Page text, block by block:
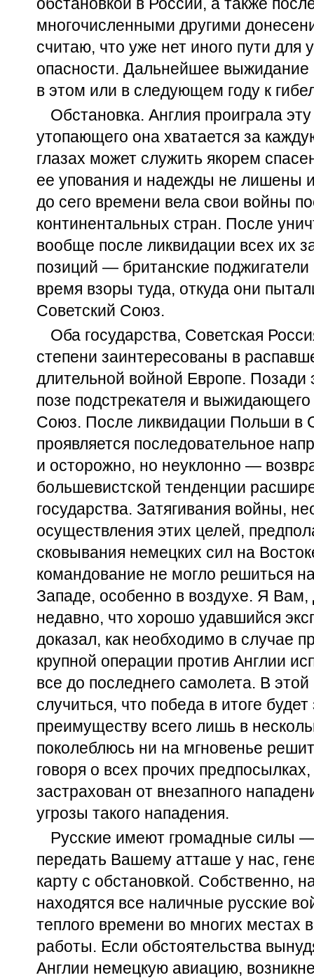
многочисленными другими
считаю, что уже нет иного пути для
опасности. Дальнейшее выжидание
в этом или в следующем году к
Обстановка. Англия проиграла
утопающего она хватается за
глазах может служить якорем
ее упования и надежды не лишены
до сего времени вела свои войны
континентальных стран. После
вообще после ликвидации всех их
позиций — британские
время взоры туда, откуда они
Советский Союз.
Оба государства, Советская
степени заинтересованы в
длительной войной Европе. Позади
позе подстрекателя и
Союз. После ликвидации Польши в
проявляется последовательное
и осторожно, но неуклонно —
большевистской тенденции
государства. Затягивания войны,
осуществления этих целей,
сковывания немецких сил на
командование не могло решиться
Западе, особенно в воздухе. Я Вам,
недавно, что хорошо удавшийся
доказал, как необходимо в случае
крупной операции против Англии
все до последнего самолета. В
случиться, что победа в итоге
преимуществу всего лишь в
поколеблюсь ни на мгновенье
говоря о всех прочих
застрахован от внезапного
угрозы такого нападения.
Русские имеют громадные силы
передать Вашему атташе у нас,
карту с обстановкой. Собственно,
находятся все наличные русские
теплого времени во многих местах
работы. Если обстоятельства
Англии немецкую авиацию,